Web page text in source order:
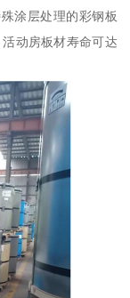
涂层处理的彩钢板
动房板材寿命可达